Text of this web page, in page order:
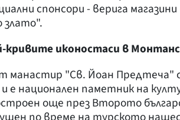
спонсори - верига
злато".
кривите иконостаси в
манастир "Св. Йоан Предтеча"
е национален паметник на
още през Второто